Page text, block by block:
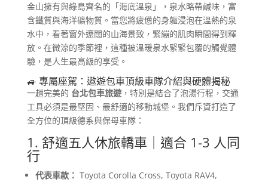
金山擁有與綠島齊名的「海底溫泉」，泉水略帶鹹味，富
含鐵質與海洋礦物質。當您將疲憊的身軀浸泡在溫熱的泉
水中，看著窗外遼闊的山海景致，緊繃的肌肉瞬間得到釋
放。在微涼的季節裡，這種被溫暖泉水緊緊包覆的觸覺體
驗，是人生最高級的享受。
🚙 專屬座駕：遨遊包車頂級車隊介紹與硬體揭秘
一趟完美的 台北包車旅遊，特別是結合了泡湯行程，交通
工具必須是最堅固、最舒適的移動城堡。我們斥資打造了
全方位的頂級德系與保母車隊：
1. 舒適五人休旅轎車｜適合 1-3 人同
行
代表車款： Toyota Corolla Cross, Toyota RAV4,